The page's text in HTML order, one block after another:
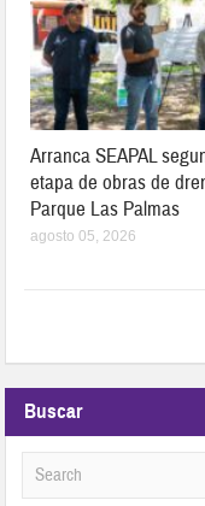
Arranca SEAPAL
etapa de obras de
Parque Las Palmas
agosto 05, 2026
Buscar